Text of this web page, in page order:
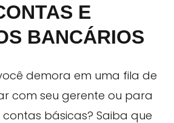
E
BANCÁRIOS
demora em uma fila de
com seu gerente ou para
básicas? Saiba que